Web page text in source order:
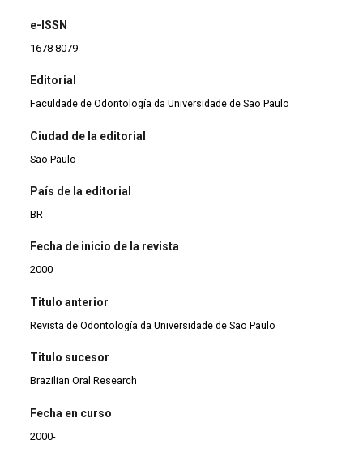
e-ISSN
1678-8079
Editorial
Faculdade de Odontología da Universidade de Sao Paulo
Ciudad de la editorial
Sao Paulo
País de la editorial
BR
Fecha de inicio de la revista
2000
Titulo anterior
Revista de Odontología da Universidade de Sao Paulo
Titulo sucesor
Brazilian Oral Research
Fecha en curso
2000-